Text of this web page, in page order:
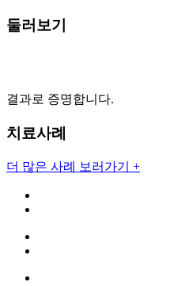
둘러보기
결과로 증명합니다.
치료사례
더 많은 사례 보러가기 +